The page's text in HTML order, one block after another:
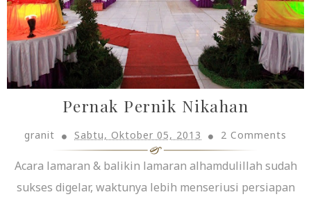
Pernak Pernik Nikahan
granit Sabtu, Oktober 05, 2013 2 Comments
Acara lamaran & balikin lamaran alhamdulillah sudah
sukses digelar, waktunya lebih menseriusi persiapan